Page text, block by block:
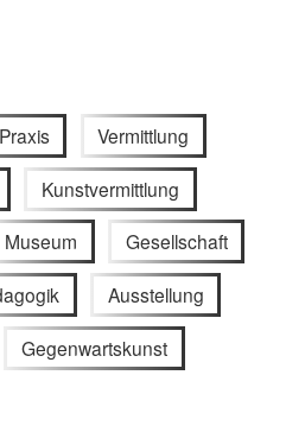
Vermittlung
Kunstvermittlung
Museum Gesellschaft
Ausstellung
Gegenwartskunst